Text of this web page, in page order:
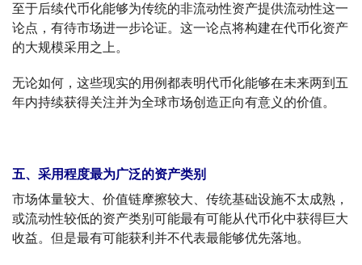
至于后续代币化能够为传统的非流动性资产提供流动性这一
论点，有待市场进一步论证。这一论点将构建在代币化资产
的大规模采用之上。
无论如何，这些现实的用例都表明代币化能够在未来两到五
年内持续获得关注并为全球市场创造正向有意义的价值。
五、采用程度最为广泛的资产类别
市场体量较大、价值链摩擦较大、传统基础设施不太成熟，
或流动性较低的资产类别可能最有可能从代币化中获得巨大
收益。但是最有可能获利并不代表最能够优先落地。